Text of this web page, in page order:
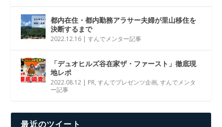
都内在住・都内勤務アラサー夫婦が里山移住を
決断するまで
2022.12.16 |すんでメンター記事
「デュオヒルズ谷在家ザ・ファースト」徹底現
地レポ
2022.08.12 | PR,すんでプレゼンツ企画,すんでメンタ
ー記事
最近のツイート